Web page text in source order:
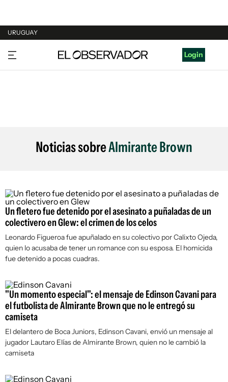
URUGUAY
URUGUAY
ARGENTINA
Login
Noticias sobreAlmirante Brown
Un fletero fue detenido por el asesinato a puñaladas de un
colectivero en Glew: el crimen de los celos
Leonardo Figueroa fue apuñalado en su colectivo por Calixto Ojeda,
quien lo acusaba de tener un romance con su esposa. El homicida
fue detenido a pocas cuadras.
"Un momento especial": el mensaje de Edinson Cavani para
el futbolista de Almirante Brown que no le entregó su
camiseta
El delantero de Boca Juniors, Edinson Cavani, envió un mensaje al
jugador Lautaro Elías de Almirante Brown, quien no le cambió la
camiseta